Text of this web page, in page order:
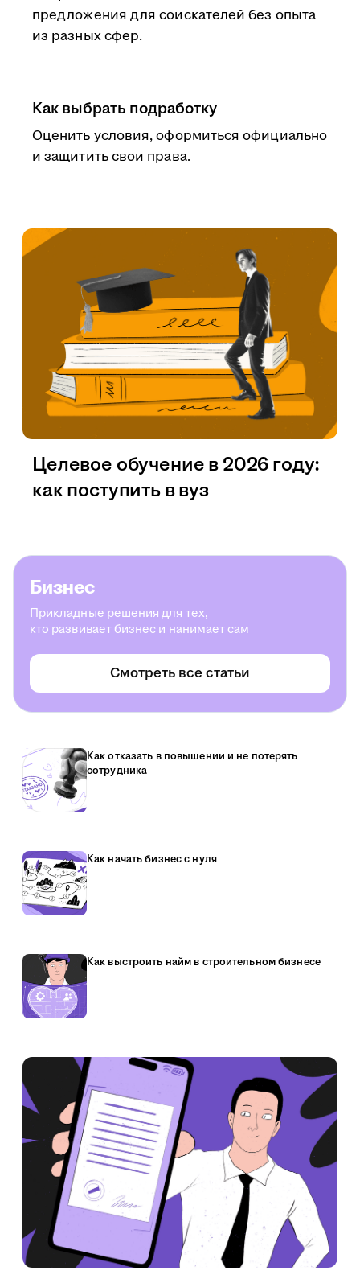
предложения для соискателей без опыта
из разных сфер.
Как выбрать подработку
Оценить условия, оформиться официально
и защитить свои права.
Целевое обучение в 2026 году:
как поступить в вуз
Бизнес
Прикладные решения для тех,
кто развивает бизнес и нанимает сам
Смотреть все статьи
Как отказать в повышении и не потерять
сотрудника
Как начать бизнес с нуля
Как выстроить найм в строительном бизнесе